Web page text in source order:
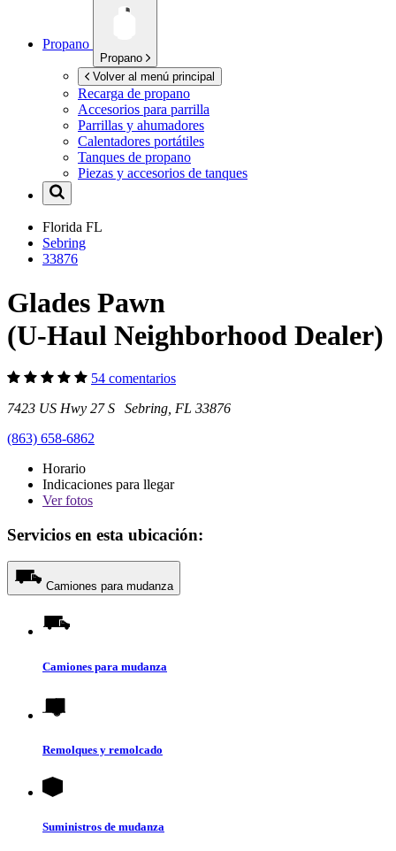
Propano
Propano
Volver al menú principal
Recarga de propano
Accesorios para parrilla
Parrillas y ahumadores
Calentadores portátiles
Tanques de propano
Piezas y accesorios de tanques
Florida FL
Sebring
33876
Glades Pawn
(U-Haul Neighborhood Dealer)
54 comentarios
7423 US Hwy 27 S Sebring, FL 33876
(863) 658-6862
Horario
Indicaciones para llegar
Verfotos
Servicios en esta ubicación:
Camiones para mudanza
Camiones para mudanza
Remolques y remolcado
Suministros de mudanza